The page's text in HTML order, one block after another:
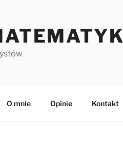
O mnie Opinie Kontakt